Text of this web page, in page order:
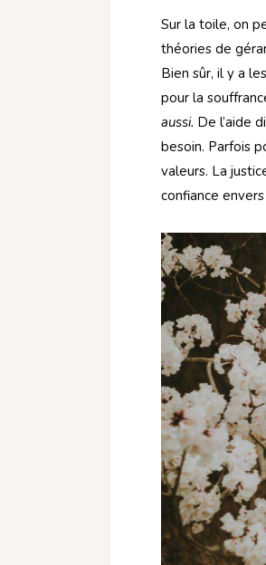
Sur la toile, on
théories de
Bien sûr, il y a
pour la
aussi. De l’aide
besoin. Parfois
valeurs. La
confiance